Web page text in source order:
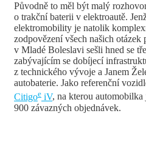
Původně to měl být malý
o trakční baterii v elektroautě.
elektromobility je natolik
zodpovězení všech našich otázek
v Mladé Boleslavi sešli hned se
zabývajícím se dobíjecí
z technického vývoje a Janem
autobaterie. Jako referenční
Citigoe iV, na kterou
900 závazných objednávek.